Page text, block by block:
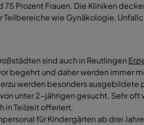
Prozent Frauen. Die Kliniken
Teilbereiche wie Gynäkologie,
sind auch in Reutlingen
begehrt und daher werden immer
werden besonders ausgebildete
unter 2-jährigen gesucht. Sehr
in Teilzeit offeriert.
für Kindergärten ab drei